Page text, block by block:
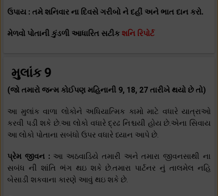
ઉપાય : તમે શનિવાર ના દિવસે ગરીબો ને દહીં અને ભાત દાન કરો.
મેળવો પોતાની કુંડળી આધારિત સટીક શનિ રિપોર્ટ
મુલાંક 9
(જો તમારો જન્મ કોઈપણ મહિનાની 9, 18, 27 તારીખે થયો છે તો)
આ મુલાંક વાળા લોકોને અધિયાત્મિક કામો માટે વધારે યાત્રાઓ
કરવી પડી શકે છે.આ લોકો વધારે દ્રઢ નિશ્ચયી હોય છે.એના સિવાય
આ લોકો પોતાના સબંધો ઉપર વધારે ધ્યાન આપે છે.
પ્રેમ જીવન : આ અઠવાડિયે તમારી અને તમારા જીવનસાથી ના
સબંધ ની શાંતિ ભંગ થઇ શકે છે.તમારા પાર્ટનર નું તાલમેલ નહિ
બેસાડી શકવાના કારણે આવું થઇ શકે છે.